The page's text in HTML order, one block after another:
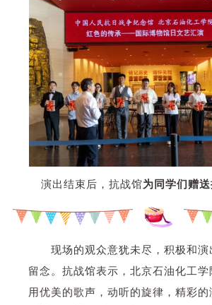
演出结束后，抗战馆为同学们赠
现场的观众意犹未尽，积极和
留念。抗战馆表示，北京石油化工学
用优美的歌声，动听的旋律，精彩